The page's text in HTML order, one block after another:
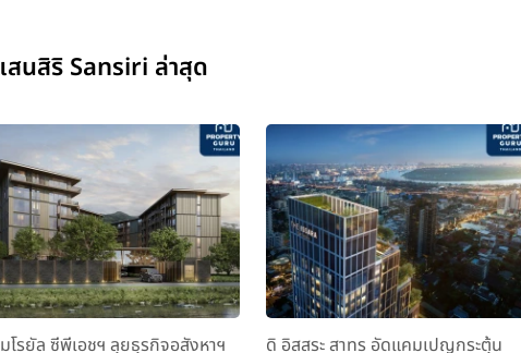
สนสิริ Sansiri ล่าสุด
โรยัล ซีพีเอชฯ ลุยธุรกิจอสังหาฯ ดิ อิสสระ สาทร อัดแคมเปญกระตุ้น